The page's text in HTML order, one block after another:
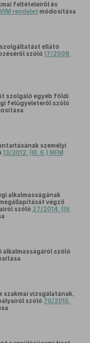
feltételeiről és
rendelet módosítása
ellátó
szóló 17/2008.
szolgáló egyéb földi
felügyeletéről szóló
személyi
13/2012. (III. 6.) NFM
alkalmasságának
végző
szóló 27/2014. (IV.
alkalmasságáról szóló
szakmai vizsgálatának,
szóló 70/2015.